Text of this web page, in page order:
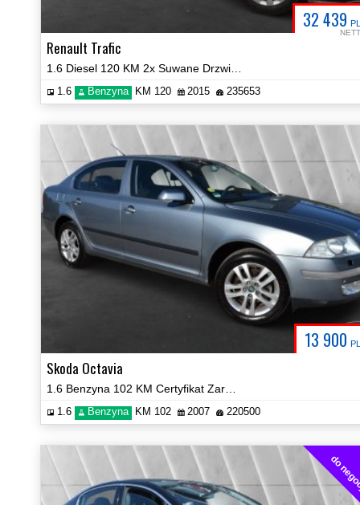
32 439
Renault Trafic
1.6 Benzyna KM 120 2015 235653
13 900
Skoda Octavia
1.6 Benzyna KM 102 2007 220500
do